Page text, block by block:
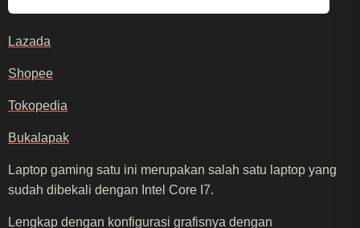
Lazada
Shopee
Tokopedia
Bukalapak
Laptop gaming satu ini merupakan salah satu laptop yang
sudah dibekali dengan Intel Core I7.
Lengkap dengan konfigurasi grafisnya dengan